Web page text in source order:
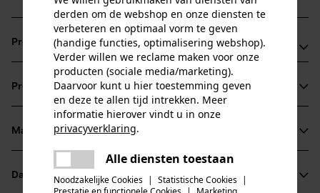
Productvoordelen
Handige draaglussen rechts en links van de tuinafvalzak
maken het vervoeren en legen van de bladerenzak
eenvoudiger
Tuinafvalzak met grote inhoud biedt voldoende ruimte
voor uw snoeiafval/tuinafval
Productinformatie
Activiteitstype
verwijderen, composteren, verzamelen, vervoeren
Materiaal & onderhoud
Materiaal
Datasheets
derden om de webshop en onze diensten te
verbeteren en optimaal vorm te geven
(handige functies, optimalisering webshop).
Verder willen we reclame maken voor onze
producten (sociale media/marketing).
Daarvoor kunt u hier toestemming geven
en deze te allen tijd intrekken. Meer
informatie hierover vindt u in onze
privacyverklaring.
Alle diensten toestaan
Noodzakelijke Cookies | Statistische Cookies |
Er is een fout opgetreden. Gelieve
het opnieuw te proberen.
delen